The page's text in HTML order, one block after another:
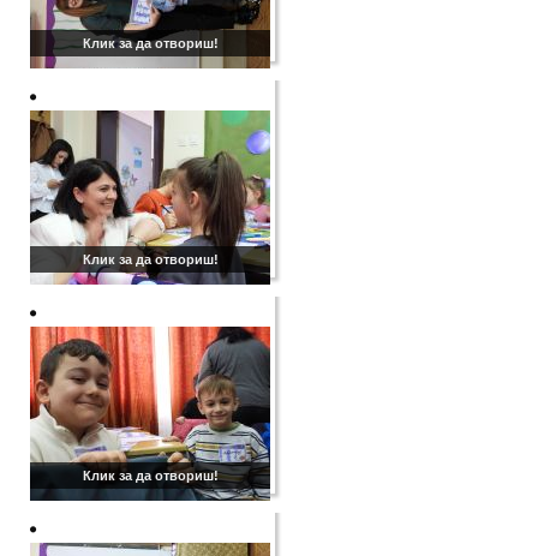
Клик за да отвориш!
Клик за да отвориш!
Клик за да отвориш!